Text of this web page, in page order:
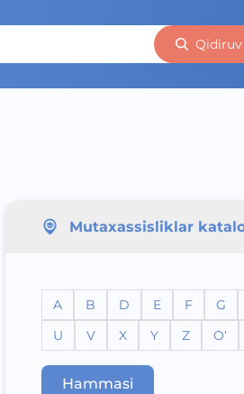
Qidiruv
Mutaxassisliklar
A B D E F G
U
V X Y Z O‘
Hammasi